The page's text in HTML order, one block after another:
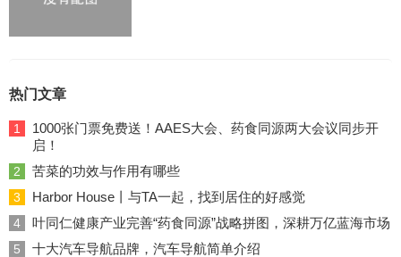
热门文章
1
1000张门票免费送！AAES大会、药食同源两大会议同步开
启！
2 苦菜的功效与作用有哪些
3 Harbor House丨与TA一起，找到居住的好感觉
4 叶同仁健康产业完善“药食同源”战略拼图，深耕万亿蓝海市场
5 十大汽车导航品牌，汽车导航简单介绍